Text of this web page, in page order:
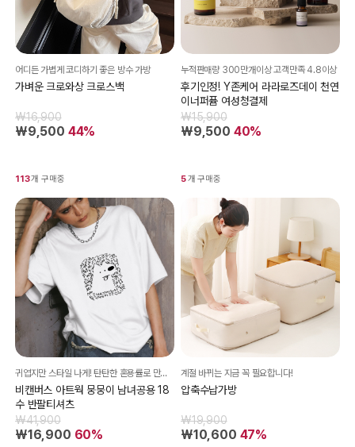
어디든 가볍게 코디하기 좋은 방수 가방
가벼운 크로와상 크로스백
₩16,900
₩9,500 44%
113개 구매중
누적판매량 300만개이상 고객만족 4.8이상
후기인정! Y존케어 라라로즈데이 천연
이너퍼퓸 여성청결제
₩15,900
₩9,500 40%
5개 구매중
귀엽지만 스타일 나게! 탄탄한 혼용률로 만들어진 프리미엄 티셔츠
비캔버스 아트웍 뭉뭉이 남녀공용 18
수 반팔티셔츠
₩41,900
₩16,900 60%
계절 바뀌는 지금 꼭 필요합니다!
압축수납가방
₩19,900
₩10,600 47%